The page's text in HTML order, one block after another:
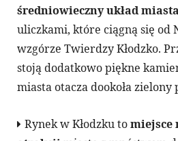
średniowieczny układ miasta
uliczkami, które ciągną się od
wzgórze Twierdzy Kłodzko.
stoją dodatkowo piękne
miasta otacza dookoła zielony
Rynek w Kłodzku tomiejsce